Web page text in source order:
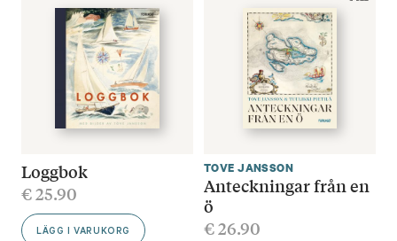
Loggbok
€25.90
LÄGG I VARUKORG
TOVE JANSSON
Anteckningar från en
ö
€26.90